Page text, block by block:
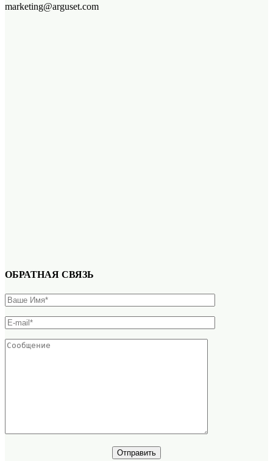
marketing@arguset.com
ОБРАТНАЯ СВЯЗЬ